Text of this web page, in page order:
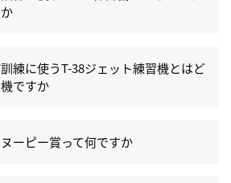
練に使うT-38ジェット練習機とはど
ですか
ーピー賞って何ですか